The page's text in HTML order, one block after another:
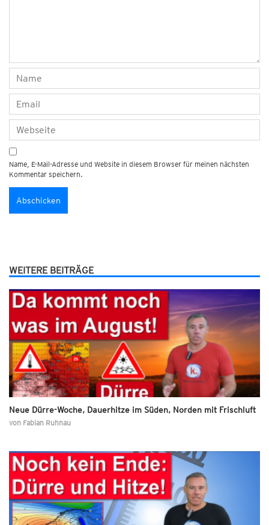
Name, E-Mail-Adresse und Website in diesem Browser für meinen nächsten
Kommentar speichern.
WEITERE BEITRÄGE
Neue Dürre-Woche, Dauerhitze im Süden, Norden mit Frischluft
von Fabian Ruhnau